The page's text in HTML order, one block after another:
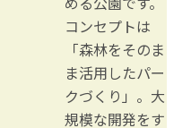
コンセプトは
「森林をそのま
ま活用したパー
クづくり」。大
規模な開発をす